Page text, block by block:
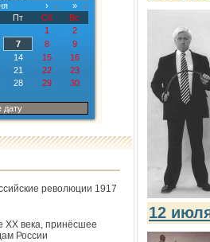
›
»
Пт Сб
Вс
1
2
7 8
9
14 15
16
21 22
23
28 29
30
дату
революции 1917
ХХ века, принёсшее
России
12